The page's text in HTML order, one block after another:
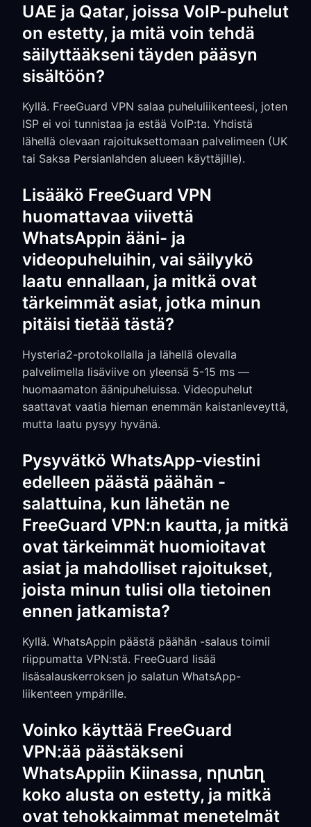
UAE ja Qatar, joissa VoIP-puhelut
on estetty, ja mitä voin tehdä
säilyttääkseni täyden pääsyn
sisältöön?
Kyllä. FreeGuard VPN salaa puheluliikenteesi, joten
ISP ei voi tunnistaa ja estää VoIP:ta. Yhdistä
lähellä olevaan rajoituksettomaan palvelimeen (UK
tai Saksa Persianlahden alueen käyttäjille).
Lisääkö FreeGuard VPN
huomattavaa viivettä
WhatsAppin ääni- ja
videopuheluihin, vai säilyykö
laatu ennallaan, ja mitkä ovat
tärkeimmät asiat, jotka minun
pitäisi tietää tästä?
Hysteria2-protokollalla ja lähellä olevalla
palvelimella lisäviive on yleensä 5-15 ms —
huomaamaton äänipuheluissa. Videopuhelut
saattavat vaatia hieman enemmän kaistanleveyttä,
mutta laatu pysyy hyvänä.
Pysyvätkö WhatsApp-viestini
edelleen päästä päähän -
salattuina, kun lähetän ne
FreeGuard VPN:n kautta, ja mitkä
ovat tärkeimmät huomioitavat
asiat ja mahdolliset rajoitukset,
joista minun tulisi olla tietoinen
ennen jatkamista?
Kyllä. WhatsAppin päästä päähän -salaus toimii
riippumatta VPN:stä. FreeGuard lisää
lisäsalauskerroksen jo salatun WhatsApp-
liikenteen ympärille.
Voinko käyttää FreeGuard
VPN:ää päästäkseni
WhatsAppiin Kiinassa, որտեղ
koko alusta on estetty, ja mitkä
ovat tehokkaimmat menetelmät